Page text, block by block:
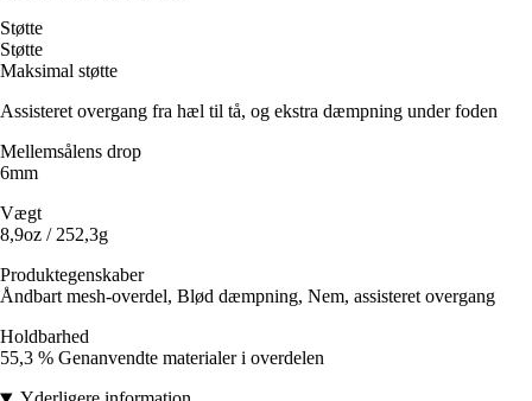
Støtte
Støtte
Maksimal støtte
Assisteret overgang fra hæl til tå, og ekstra dæmpning under foden
Mellemsålens drop
6mm
Vægt
8,9oz / 252,3g
Produktegenskaber
Åndbart mesh-overdel, Blød dæmpning, Nem, assisteret overgang
Holdbarhed
55,3 % Genanvendte materialer i overdelen